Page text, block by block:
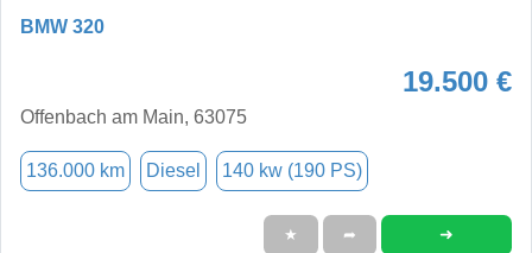
BMW 320
19.500 €
Offenbach am Main, 63075
136.000 km Diesel 140 kw (190 PS)
★ ➦ ➜